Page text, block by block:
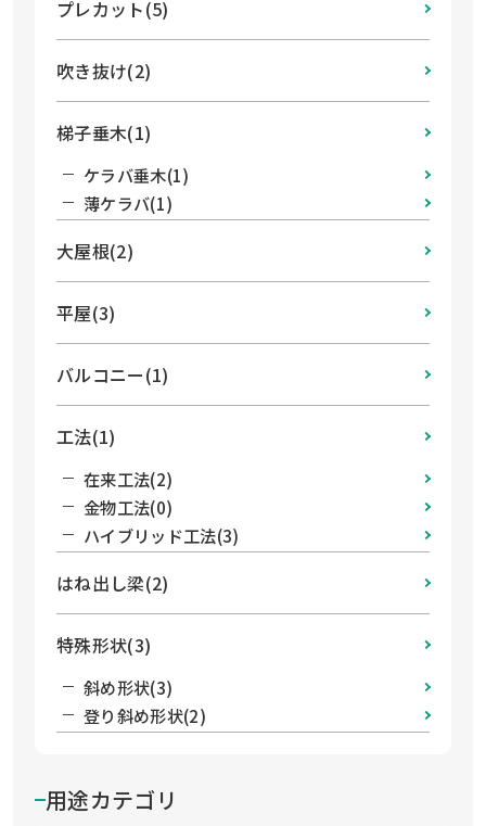
プレカット(5)
吹き抜け(2)
梯子垂木(1)
ケラバ垂木(1)
薄ケラバ(1)
大屋根(2)
平屋(3)
バルコニー(1)
工法(1)
在来工法(2)
金物工法(0)
ハイブリッド工法(3)
はね出し梁(2)
特殊形状(3)
斜め形状(3)
登り斜め形状(2)
用途カテゴリ